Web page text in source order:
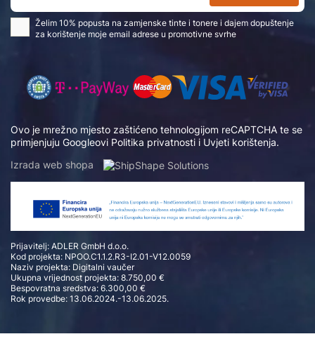
Ovo je mrežno mjesto zaštićeno tehnologijom reCAPTCHA te se
primjenjuju Googleovi Politika privatnosti i Uvjeti korištenja.
Izrada web shopa
Prijavitelj: ADLER GmbH d.o.o.
Kod projekta: NPOO.C1.1.2.R3-I2.01-V12.0059
Naziv projekta: Digitalni vaučer
Ukupna vrijednost projekta: 8.750,00 €
Bespovratna sredstva: 6.300,00 €
Rok provedbe: 13.06.2024.-13.06.2025.
Želim 10% popusta na zamjenske tinte i tonere i dajem dopuštenje
za korištenje moje email adrese u promotivne svrhe